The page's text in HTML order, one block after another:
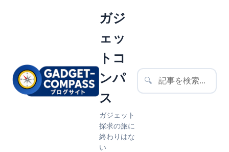
ガジ
ェッ
トコ
ンパ
ス
ガジェット
探求の旅に
終わりはな
い
🔍